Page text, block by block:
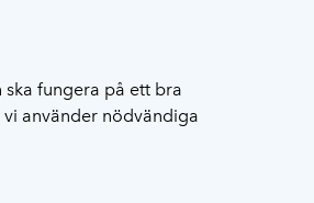
ska fungera på ett bra
använder nödvändiga